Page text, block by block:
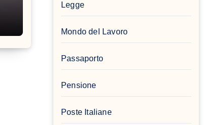
Legge
Mondo del Lavoro
Passaporto
Pensione
Poste Italiane